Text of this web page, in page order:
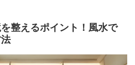
整えるポイント！風水で